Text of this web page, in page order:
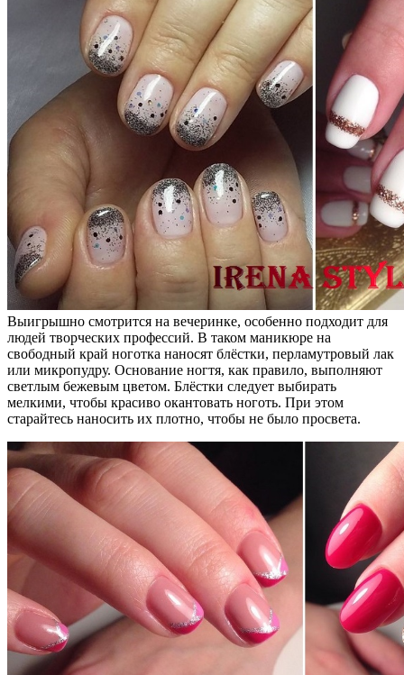
Выигрышно смотрится на вечеринке, особенно подходит для
людей творческих профессий. В таком маникюре на
свободный край ноготка наносят блёстки, перламутровый лак
или микропудру. Основание ногтя, как правило, выполняют
светлым бежевым цветом. Блёстки следует выбирать
мелкими, чтобы красиво окантовать ноготь. При этом
старайтесь наносить их плотно, чтобы не было просвета.